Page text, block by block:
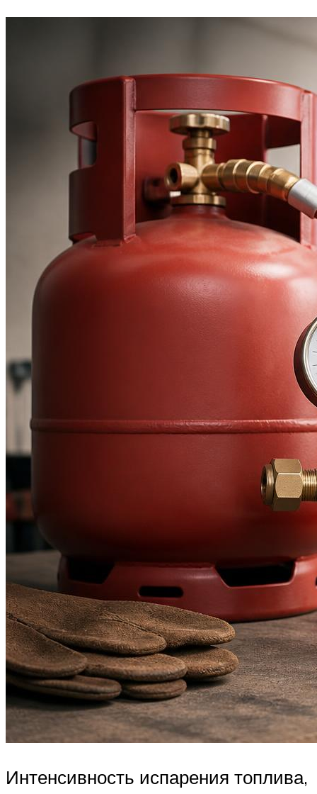
Интенсивность испарения топлива,